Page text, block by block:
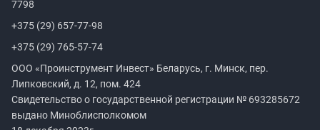
7798
+375 (29) 657-77-98
+375 (29) 765-57-74
ООО «Проинструмент Инвест» Беларусь, г. Минск, пер.
Липковский, д. 12, пом. 424
Свидетельство о государственной регистрации № 693285672
выдано Миноблисполкомом